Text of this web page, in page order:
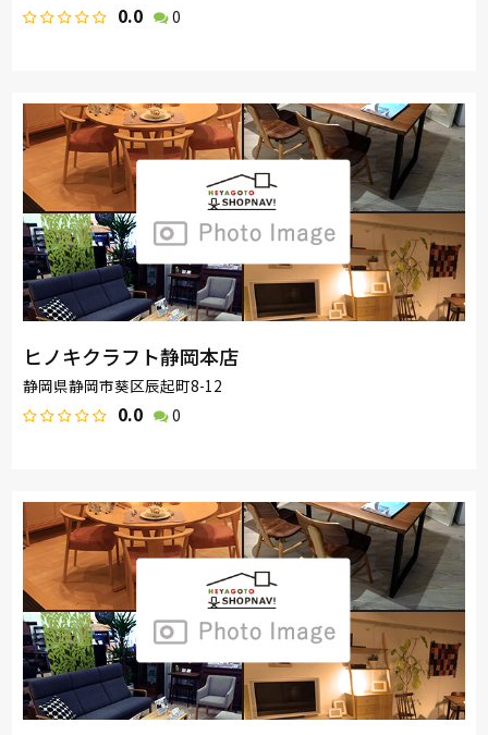
0.0 0
ヒノキクラフト静岡本店
静岡県静岡市葵区辰起町8-12
0.0 0